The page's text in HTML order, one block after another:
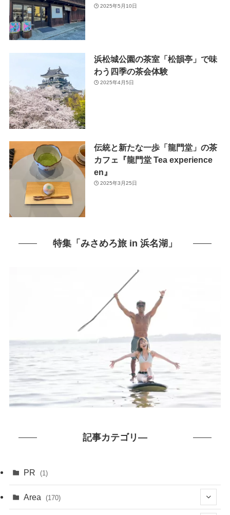
2025年5月10日
浜松城公園の茶室「松韻亭」で味
わう四季の茶会体験
2025年4月5日
伝統と新たな一歩「龍門堂」の茶
カフェ『龍門堂 Tea experience
en』
2025年3月25日
特集「みさめろ旅 in 浜名湖」
記事カテゴリ―
PR (1)
Area (170)